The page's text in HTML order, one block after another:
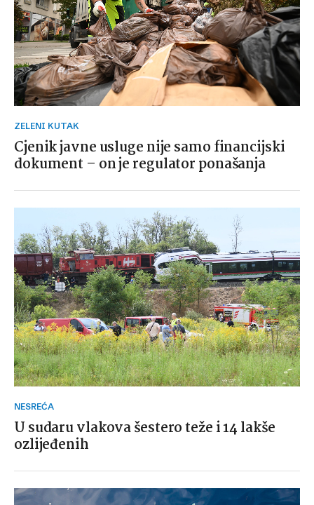
ZELENI KUTAK
Cjenik javne usluge nije samo financijski
dokument – on je regulator ponašanja
NESREĆA
U sudaru vlakova šestero teže i 14 lakše
ozlijeđenih